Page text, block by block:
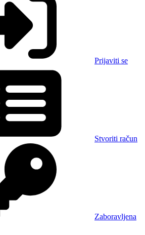
Prijaviti se
Stvoriti račun
Zaboravljena